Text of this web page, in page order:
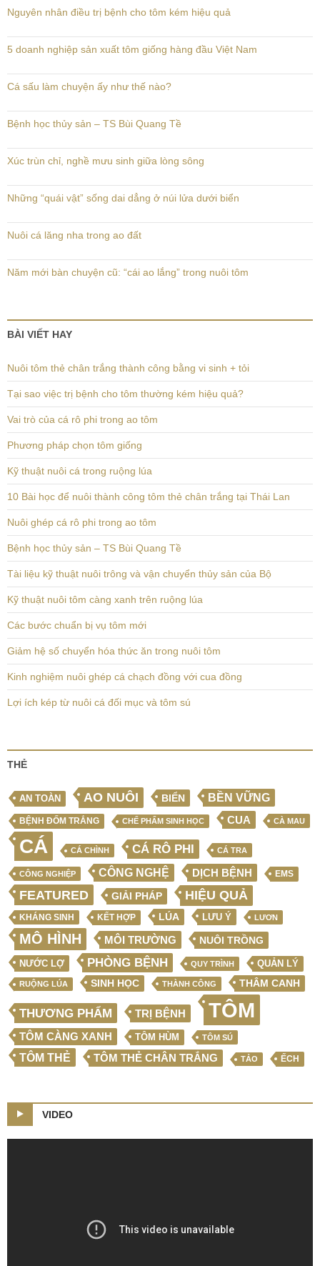
Nguyên nhân điều trị bệnh cho tôm kém hiệu quả
5 doanh nghiệp sản xuất tôm giống hàng đầu Việt Nam
Cá sấu làm chuyện ấy như thế nào?
Bệnh học thủy sản – TS Bùi Quang Tề
Xúc trùn chỉ, nghề mưu sinh giữa lòng sông
Những “quái vật” sống dai dẳng ở núi lửa dưới biển
Nuôi cá lăng nha trong ao đất
Năm mới bàn chuyện cũ: “cái ao lắng” trong nuôi tôm
BÀI VIẾT HAY
Nuôi tôm thẻ chân trắng thành công bằng vi sinh + tỏi
Tại sao việc trị bệnh cho tôm thường kém hiệu quả?
Vai trò của cá rô phi trong ao tôm
Phương pháp chọn tôm giống
Kỹ thuật nuôi cá trong ruộng lúa
10 Bài học để nuôi thành công tôm thẻ chân trắng tại Thái Lan
Nuôi ghép cá rô phi trong ao tôm
Bệnh học thủy sản – TS Bùi Quang Tề
Tài liệu kỹ thuật nuôi trông và vận chuyển thủy sản của Bộ
Kỹ thuật nuôi tôm càng xanh trên ruộng lúa
Các bước chuẩn bị vụ tôm mới
Giảm hệ số chuyển hóa thức ăn trong nuôi tôm
Kinh nghiệm nuôi ghép cá chạch đồng với cua đồng
Lợi ích kép từ nuôi cá đối mục và tôm sú
THẺ
AN TOÀN AO NUÔI BIỂN BỀN VỮNG
BỆNH ĐỐM TRẮNG CHẾ PHẨM SINH HỌC CUA CÀ MAU
CÁ CÁ CHÌNH CÁ RÔ PHI CÁ TRA
CÔNG NGHIỆP CÔNG NGHỆ DỊCH BỆNH EMS
FEATURED GIẢI PHÁP HIỆU QUẢ
KHÁNG SINH KẾT HỢP LÚA LƯU Ý LƯƠN
MÔ HÌNH MÔI TRƯỜNG NUÔI TRỒNG
NƯỚC LỢ PHÒNG BỆNH QUY TRÌNH QUẢN LÝ
RUỘNG LÚA SINH HỌC THÀNH CÔNG THÂM CANH
THƯƠNG PHẨM TRỊ BỆNH TÔM
TÔM CÀNG XANH TÔM HÙM TÔM SÚ
TÔM THẺ TÔM THẺ CHÂN TRẮNG TẢO ẾCH
VIDEO